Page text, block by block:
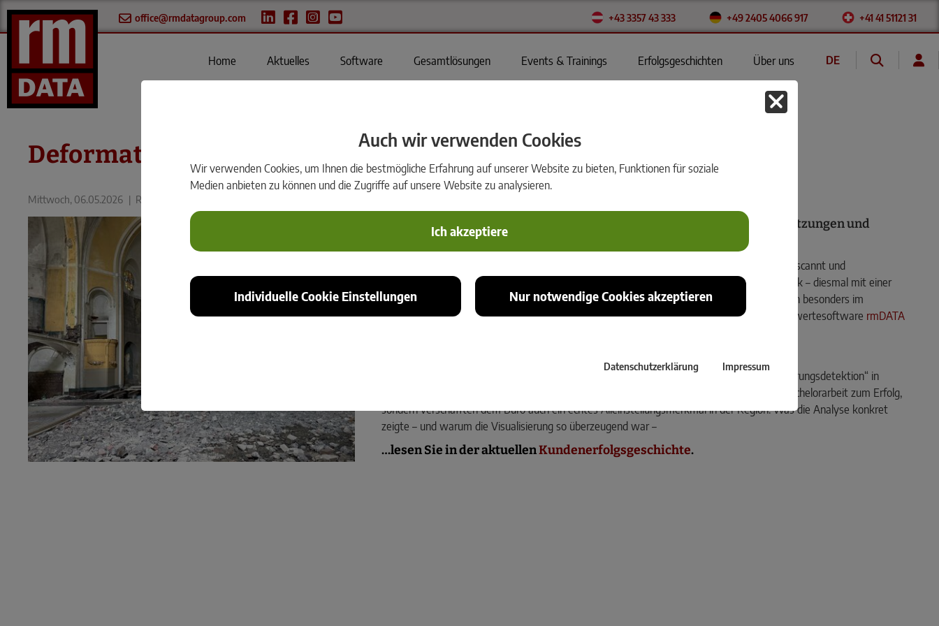
Auch wir verwenden Cookies
Wir verwenden Cookies, um Ihnen die bestmögliche Erfahrung auf unserer Website zu bieten, Funktionen für soziale
Medien anbieten zu können und die Zugriffe auf unsere Website zu analysieren.
Ich akzeptiere
Individuelle Cookie Einstellungen Nur notwendige Cookies akzeptieren
Datenschutzerklärung Impressum
office@rmdatagroup.com +43 3357 43 333 +49 2405 4066 917 +41 41 51121 31
Home Aktuelles Software Gesamtlösungen Events & Trainings Erfolgsgeschichten Über uns
DE
Deformationsanalyse einer brandgeschädigten Kirche
Mittwoch, 06.05.2026 | Reality Capturing
Das Büro Vermessung Rumpf macht mit Hilfe von rmDATA Reality3D Setzungen und
Deformationen an einer brandgeschädigten Kirche in Bochum sichtbar.
Nach einem schweren Brand 2023 wurde eine Bochumer Kirche von Vermessung Rumpf gescannt und
dokumentiert. Rund ein Jahr später kehrte Vermessungsingenieur Alexander Lennartz zurück – diesmal mit einer
wissenschaftlichen Frage im Gepäck: Hat sich das Gebäude verändert, kam es zu Setzungen besonders im
Dachflächenbereich? Mithilfe modernster Laserscan-Technologie und der Punktwolken-Auswertesoftware rmDATA
Für die Auswertung nutzte Lennartz die Funktion „Vergleich zweier Punktwolken mit Änderungsdetektion“ in
Reality3D, die auf dem M3C2-Algorithmus basiert. Die Ergebnisse machten nicht nur die Bachelorarbeit zum Erfolg,
sondern verschafften dem Büro auch ein echtes Alleinstellungsmerkmal in der Region. Was die Analyse konkret
zeigte – und warum die Visualisierung so überzeugend war –
…lesen Sie in der aktuellenKundenerfolgsgeschichte.